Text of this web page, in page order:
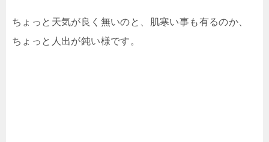
ちょっと天気が良く無いのと、肌寒い事も有るのか、
ちょっと人出が鈍い様です。